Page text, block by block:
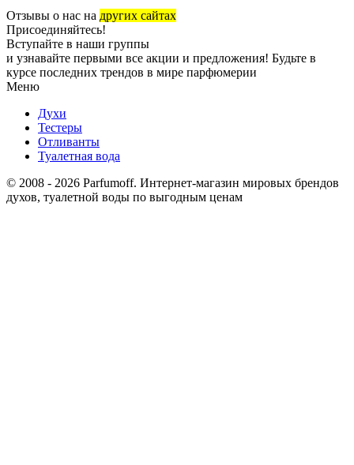
Отзывы о нас на других сайтах
Присоединяйтесь!
Вступайте в наши группы
и узнавайте первыми все акции и предложения! Будьте в
курсе последних трендов в мире парфюмерии
Меню
Духи
Тестеры
Отливанты
Туалетная вода
© 2008 - 2026 Parfumoff. Интернет-магазин мировых брендов
духов, туалетной воды по выгодным ценам